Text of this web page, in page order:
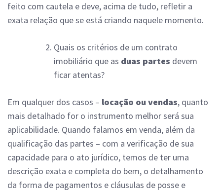
feito com cautela e deve, acima de tudo, refletir a
exata relação que se está criando naquele momento.
Quais os critérios de um contrato
imobiliário que as duas partes devem
ficar atentas?
Em qualquer dos casos – locação ou vendas, quanto
mais detalhado for o instrumento melhor será sua
aplicabilidade. Quando falamos em venda, além da
qualificação das partes – com a verificação de sua
capacidade para o ato jurídico, temos de ter uma
descrição exata e completa do bem, o detalhamento
da forma de pagamentos e cláusulas de posse e